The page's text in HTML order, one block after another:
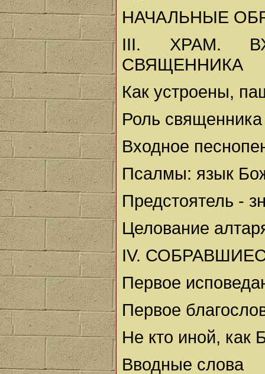
НАЧАЛЬНЫЕ
III. ХРАМ.
СВЯЩЕННИКА
Как устроены,
Роль священника
Входное
Псалмы: язык
Предстоятель -
Целование
IV.
Первое
Первое
Не кто иной, как
Вводные слова